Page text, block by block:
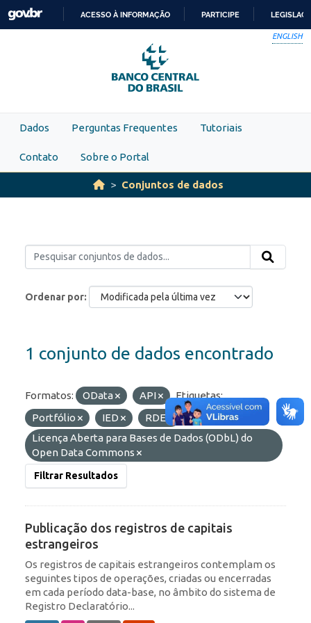
Skip to main content
PARA
O
CONTEÚDO
ACESSO À INFORMAÇÃO PARTICIPE
ENGLISH
Dados Perguntas Frequentes Tutoriais
Contato Sobre o Portal
Conjuntos de dados
Ordenar por
1 conjunto de dados encontrado
Formatos: OData API
Etiquetas:
Portfólio
IED RDE
Licenças:
Licença Aberta para Bases de Dados (ODbL) do
Open Data Commons
Filtrar Resultados
Publicação dos registros de capitais
estrangeiros
Os registros de capitais estrangeiros contemplam os
seguintes tipos de operações, criadas ou encerradas
em cada período data-base, no âmbito do sistema de
Registro Declaratório...